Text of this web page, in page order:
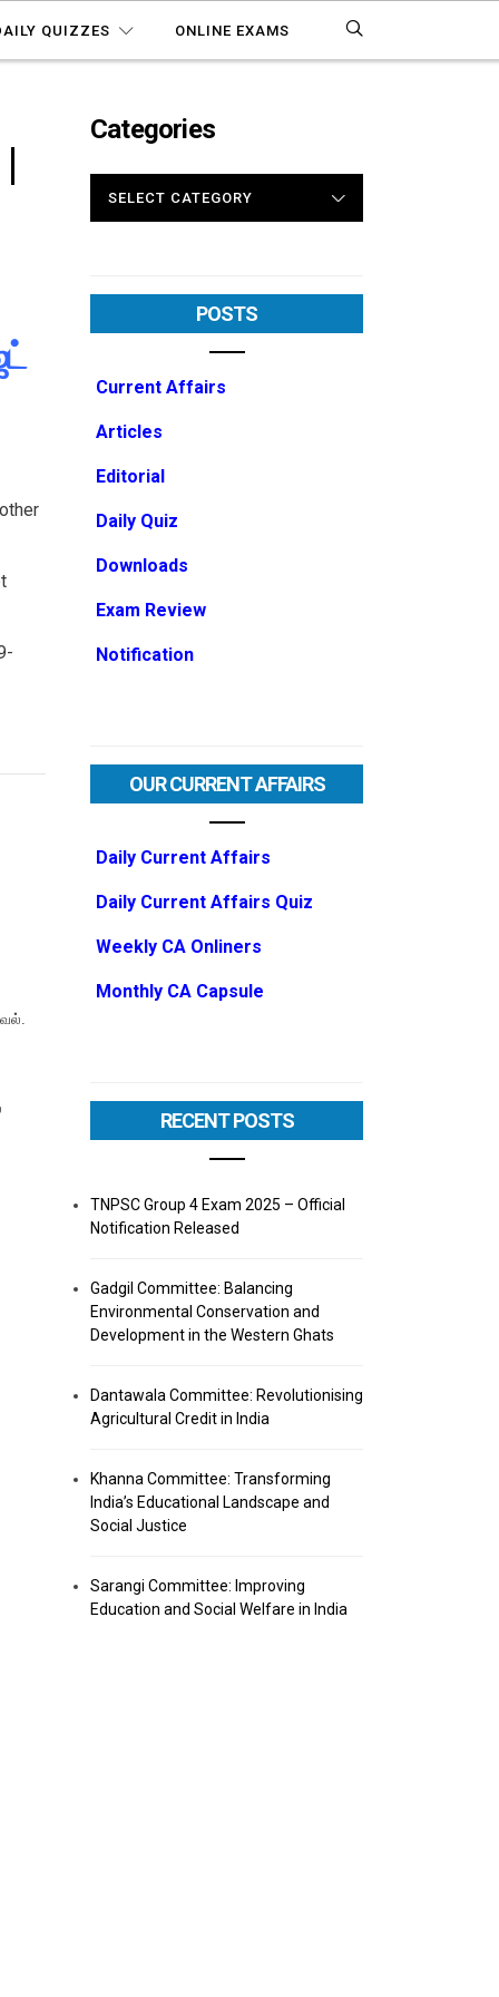
QUIZZES ONLINE EXAMS
Categories
POSTS
Current Affairs
Articles
Editorial
Daily Quiz
Downloads
Exam Review
Notification
OUR CURRENT AFFAIRS
Daily Current Affairs
Daily Current Affairs Quiz
Weekly CA Onliners
Monthly CA Capsule
RECENT POSTS
TNPSC Group 4 Exam 2025 – Official
Notification Released
Gadgil Committee: Balancing
Environmental Conservation and
Development in the Western Ghats
Dantawala Committee: Revolutionising
Agricultural Credit in India
Khanna Committee: Transforming
India’s Educational Landscape and
Social Justice
Sarangi Committee: Improving
Education and Social Welfare in India